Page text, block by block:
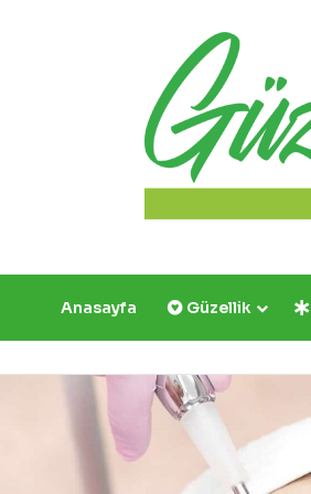
Anasayfa Güzellik
Yazın
Parıldayan
Üçlüsü
Golden